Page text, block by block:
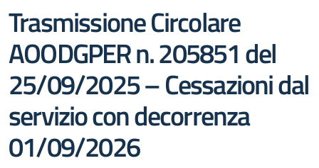
Trasmissione Circolare
AOODGPER n. 205851 del
25/09/2025 – Cessazioni dal
servizio con decorrenza
01/09/2026